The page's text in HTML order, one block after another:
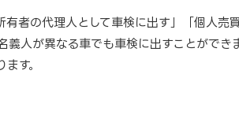
者の代理人として車検に出す」「個人売
人が異なる車でも車検に出すことができ
す。